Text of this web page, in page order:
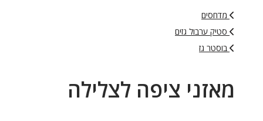
מדחסים
סטיק ערבול גזים
בוסטר גז
מאזני ציפה לצלילה